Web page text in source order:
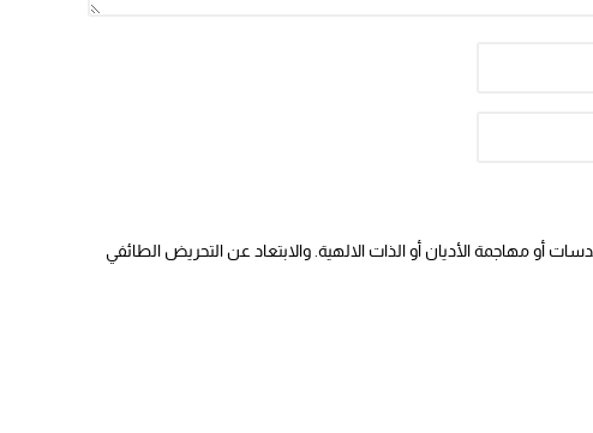
أو مهاجمة الأديان أو الذات الالهية. والابتعاد عن التحريض الطائفي